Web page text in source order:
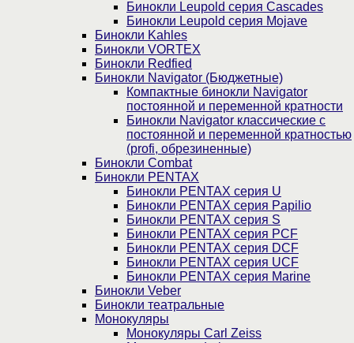
Бинокли Leupold серия Cascades
Бинокли Leupold серия Mojave
Бинокли Kahles
Бинокли VORTEX
Бинокли Redfied
Бинокли Navigator (Бюджетные)
Компактные бинокли Navigator
постоянной и переменной кратности
Бинокли Navigator классические с
постоянной и переменной кратностью
(profi, обрезиненные)
Бинокли Combat
Бинокли PENTAX
Бинокли PENTAX серия U
Бинокли PENTAX серия Papilio
Бинокли PENTAX серия S
Бинокли PENTAX серия PCF
Бинокли PENTAX серия DCF
Бинокли PENTAX серия UCF
Бинокли PENTAX серия Marine
Бинокли Veber
Бинокли театральные
Монокуляры
Монокуляры Carl Zeiss